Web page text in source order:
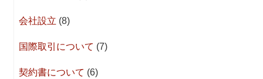
会社設立 (8)
国際取引について (7)
契約書について (6)